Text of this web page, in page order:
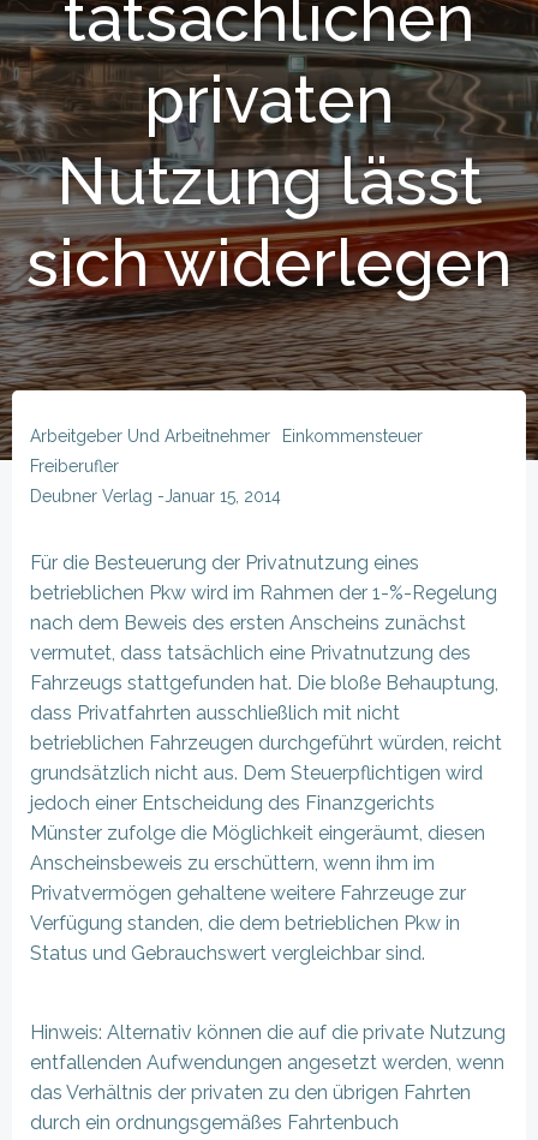
tatsächlichen
privaten
Nutzung lässt
sich widerlegen
Arbeitgeber Und Arbeitnehmer
Einkommensteuer
Freiberufler
Deubner Verlag -Januar 15, 2014
Für die Besteuerung der Privatnutzung eines
betrieblichen Pkw wird im Rahmen der 1-%-Regelung
nach dem Beweis des ersten Anscheins zunächst
vermutet, dass tatsächlich eine Privatnutzung des
Fahrzeugs stattgefunden hat. Die bloße Behauptung,
dass Privatfahrten ausschließlich mit nicht
betrieblichen Fahrzeugen durchgeführt würden, reicht
grundsätzlich nicht aus. Dem Steuerpflichtigen wird
jedoch einer Entscheidung des Finanzgerichts
Münster zufolge die Möglichkeit eingeräumt, diesen
Anscheinsbeweis zu erschüttern, wenn ihm im
Privatvermögen gehaltene weitere Fahrzeuge zur
Verfügung standen, die dem betrieblichen Pkw in
Status und Gebrauchswert vergleichbar sind.
Hinweis: Alternativ können die auf die private Nutzung
entfallenden Aufwendungen angesetzt werden, wenn
das Verhältnis der privaten zu den übrigen Fahrten
durch ein ordnungsgemäßes Fahrtenbuch